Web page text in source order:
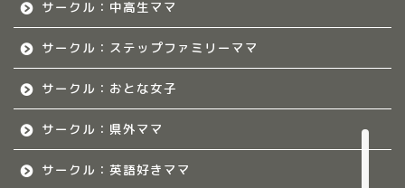
サークル：中高生ママ
サークル：ステップファミリーママ
サークル：おとな女子
サークル：県外ママ
サークル：英語好きママ
熊本ママのサークル